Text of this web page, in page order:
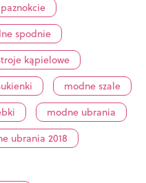
spodnie
kąpielowe
modne szale
modne ubrania
ubrania 2018